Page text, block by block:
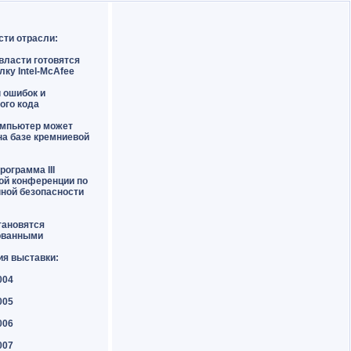
отрасли:
готовятся
Intel-McAfee
ошибок и
кода
может
базе кремниевой
III
конференции по
безопасности
выставки: